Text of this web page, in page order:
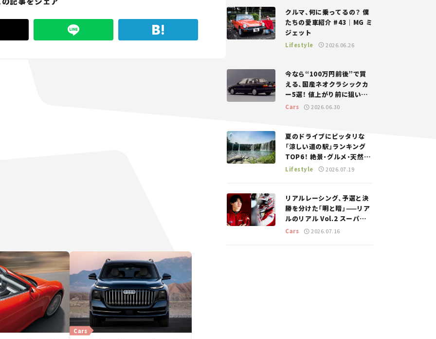
Cars
クルマ、何に乗ってるの？ 僕
たちの愛車紹介 #43｜MG ミ
ジェット
Lifestyle 2026.06.26
今なら“100万円前後”で買
える、国産ネオクラシックカ
ー5選！ 値上がり前に狙いた
い、中古車探しをお手伝い――ち
Cars 2026.06.30
夏のドライブにピッタリな
「涼しい道の駅」ランキング
TOP6！ 絶景・グルメ・天然ク
ーラーなど、避暑におすすめ
Lifestyle 2026.07.19
リアルレーシング、予選と決
勝を分けた「明と暗」——リア
ルのリアル Vol.2 スーパー
GT 2026開幕戦 岡山国際サ
Cars 2026.07.16